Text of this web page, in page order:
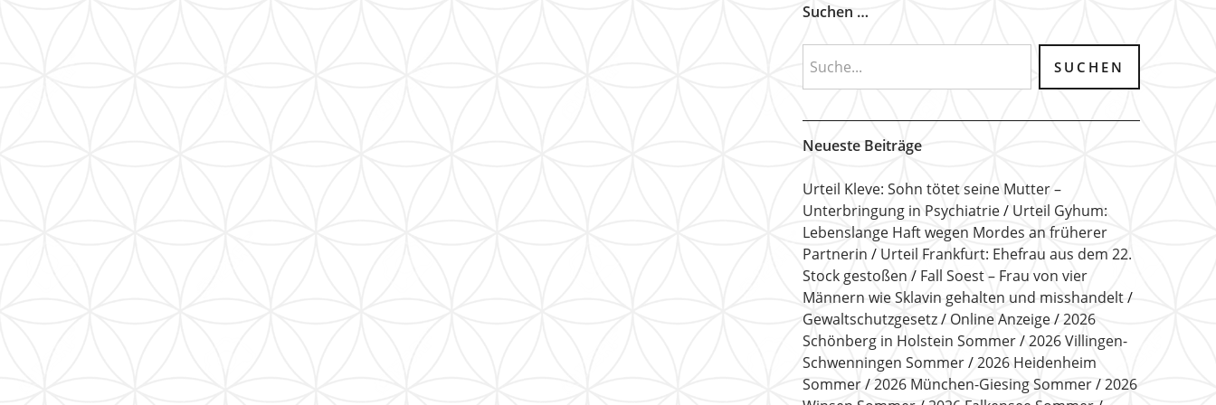
Suchen …
Neueste Beiträge
Urteil Kleve: Sohn tötet seine Mutter –
Unterbringung in Psychiatrie
Urteil Gyhum:
Lebenslange Haft wegen Mordes an früherer
Partnerin
Urteil Frankfurt: Ehefrau aus dem 22.
Stock gestoßen
Fall Soest – Frau von vier
Männern wie Sklavin gehalten und misshandelt
Gewaltschutzgesetz
Online Anzeige
2026
Schönberg in Holstein Sommer
2026 Villingen-
Schwenningen Sommer
2026 Heidenheim
Sommer
2026 München-Giesing Sommer
2026